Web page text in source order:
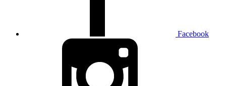
Facebook